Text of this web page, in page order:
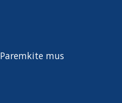
Paremkite mus